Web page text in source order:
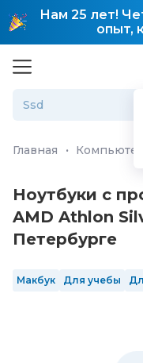
Нам 25 лет!
опыт,
Главная ·
Ноутбуки с
AMD Athlon
Петербургe
Макбук Для учебы